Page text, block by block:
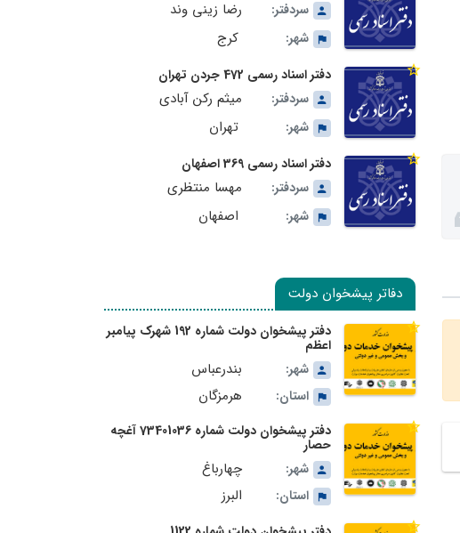
سردفتر:
رضا زینی وند
شهر: کرج
دفتر اسناد رسمی 472 جردن تهران
سردفتر:
میثم رکن آبادی
شهر: تهران
دفتر اسناد رسمی 369 اصفهان
سردفتر:
مهسا منتظری
شهر: اصفهان
دفاتر پیشخوان دولت
دفتر پیشخوان دولت شماره 192 شهرک پیامبر
اعظم
شهر:
بندرعباس
استان: هرمزگان
دفتر پیشخوان دولت شماره 73401036 آغچه
حصار
شهر:
چهارباغ
استان: البرز